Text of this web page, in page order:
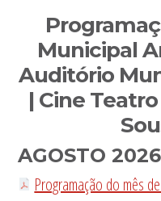
Municipal
Auditório
| Cine
AGOSTO 2026
Programação do mês
Sidebar
primária